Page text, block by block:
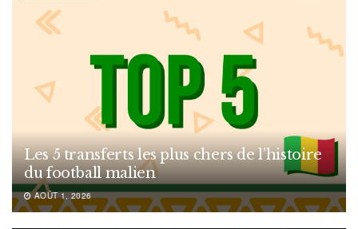
Les 5 transferts les plus chers de l’histoire
du football malien
AOÛT 1, 2026